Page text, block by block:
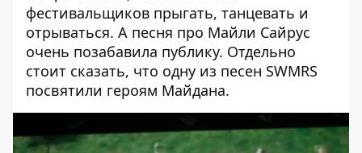
фестивальщиков прыгать, танцевать и
отрываться. А песня про Майли Сайрус
очень позабавила публику. Отдельно
стоит сказать, что одну из песен SWMRS
посвятили героям Майдана.